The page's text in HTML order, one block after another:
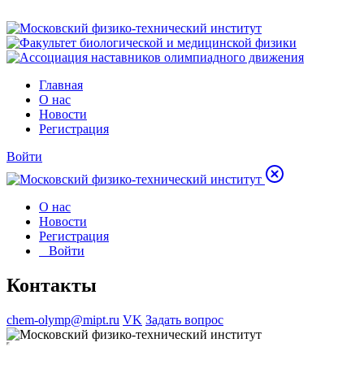
Главная
О нас
Новости
Регистрация
Войти
О нас
Новости
Регистрация
Войти
Контакты
chem-olymp@mipt.ru VK Задать вопрос